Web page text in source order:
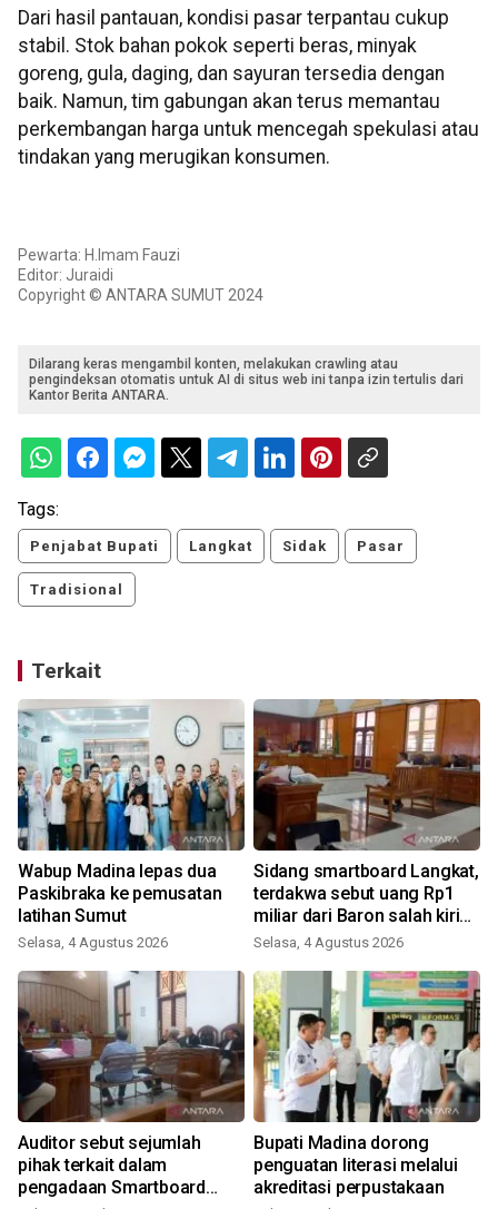
Dari hasil pantauan, kondisi pasar terpantau cukup
stabil. Stok bahan pokok seperti beras, minyak
goreng, gula, daging, dan sayuran tersedia dengan
baik. Namun, tim gabungan akan terus memantau
perkembangan harga untuk mencegah spekulasi atau
tindakan yang merugikan konsumen.
Pewarta: H.Imam Fauzi
Editor: Juraidi
Copyright © ANTARA SUMUT 2024
Dilarang keras mengambil konten, melakukan crawling atau
pengindeksan otomatis untuk AI di situs web ini tanpa izin tertulis dari
Kantor Berita ANTARA.
Tags:
Penjabat Bupati Langkat Sidak Pasar
Tradisional
Terkait
Wabup Madina lepas dua
Paskibraka ke pemusatan
latihan Sumut
Selasa, 4 Agustus 2026
Sidang smartboard Langkat,
terdakwa sebut uang Rp1
miliar dari Baron salah kirim
untuk Pj Bupati
Selasa, 4 Agustus 2026
Auditor sebut sejumlah
pihak terkait dalam
pengadaan Smartboard
Bupati Madina dorong
penguatan literasi melalui
akreditasi perpustakaan